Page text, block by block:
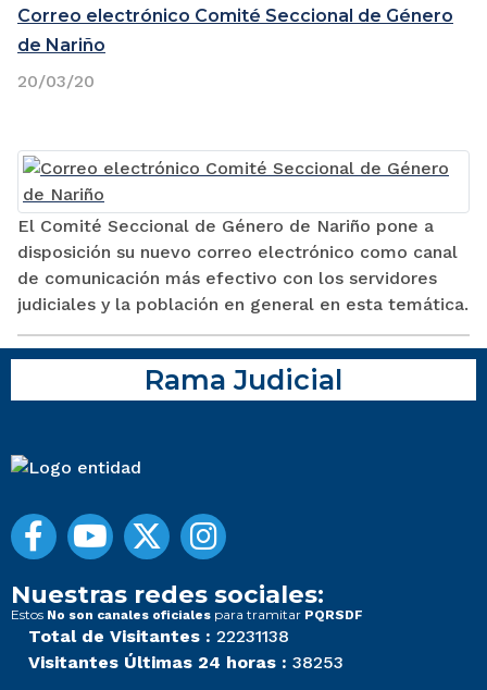
Correo electrónico Comité Seccional de Género
de Nariño
El Comité Seccional de Género de Nariño pone a
disposición su nuevo correo electrónico como canal
de comunicación más efectivo con los servidores
judiciales y la población en general en esta temática.
20/03/20
Rama Judicial
Nuestras redes sociales:
Estos No son canales oficiales para tramitar PQRSDF
Total de Visitantes : 22231138
Visitantes Últimas 24 horas : 38253